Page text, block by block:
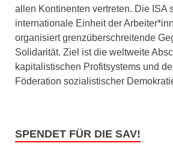
allen Kontinenten vertreten. Die ISA
internationale Einheit der
organisiert grenzüberschreitende
Solidarität. Ziel ist die weltweite
kapitalistischen Profitsystems und
Föderation sozialistischer
SPENDET FÜR DIE SAV!